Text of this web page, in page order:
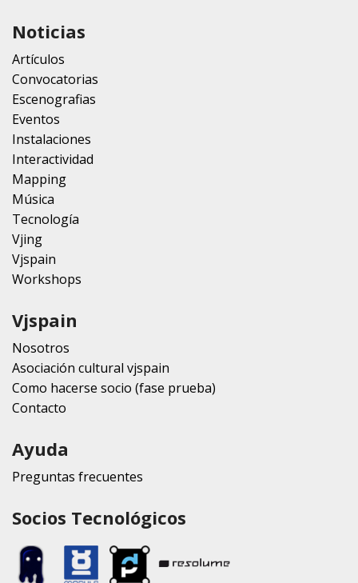
Noticias
Artículos
Convocatorias
Escenografias
Eventos
Instalaciones
Interactividad
Mapping
Música
Tecnología
Vjing
Vjspain
Workshops
Vjspain
Nosotros
Asociación cultural vjspain
Como hacerse socio (fase prueba)
Contacto
Ayuda
Preguntas frecuentes
Socios Tecnológicos